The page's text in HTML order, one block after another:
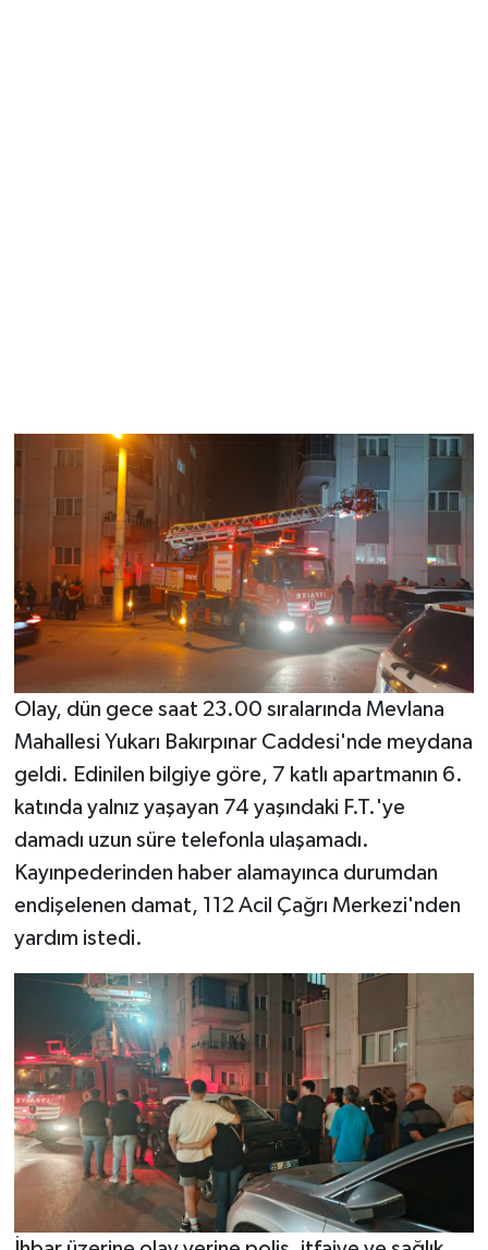
Olay, dün gece saat 23.00 sıralarında Mevlana
Mahallesi Yukarı Bakırpınar Caddesi'nde meydana
geldi. Edinilen bilgiye göre, 7 katlı apartmanın 6.
katında yalnız yaşayan 74 yaşındaki F.T.'ye
damadı uzun süre telefonla ulaşamadı.
Kayınpederinden haber alamayınca durumdan
endişelenen damat, 112 Acil Çağrı Merkezi'nden
yardım istedi.